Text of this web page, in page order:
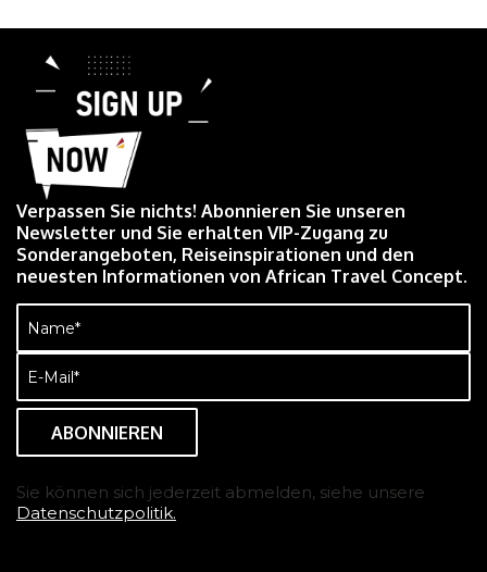
Verpassen Sie nichts! Abonnieren Sie unseren
Newsletter und Sie erhalten VIP-Zugang zu
Sonderangeboten, Reiseinspirationen und den
neuesten Informationen von African Travel Concept.
Name
(erforderlich)
E-
Mail
(erforderlich)
Sie können sich jederzeit abmelden, siehe unsere
Datenschutzpolitik.